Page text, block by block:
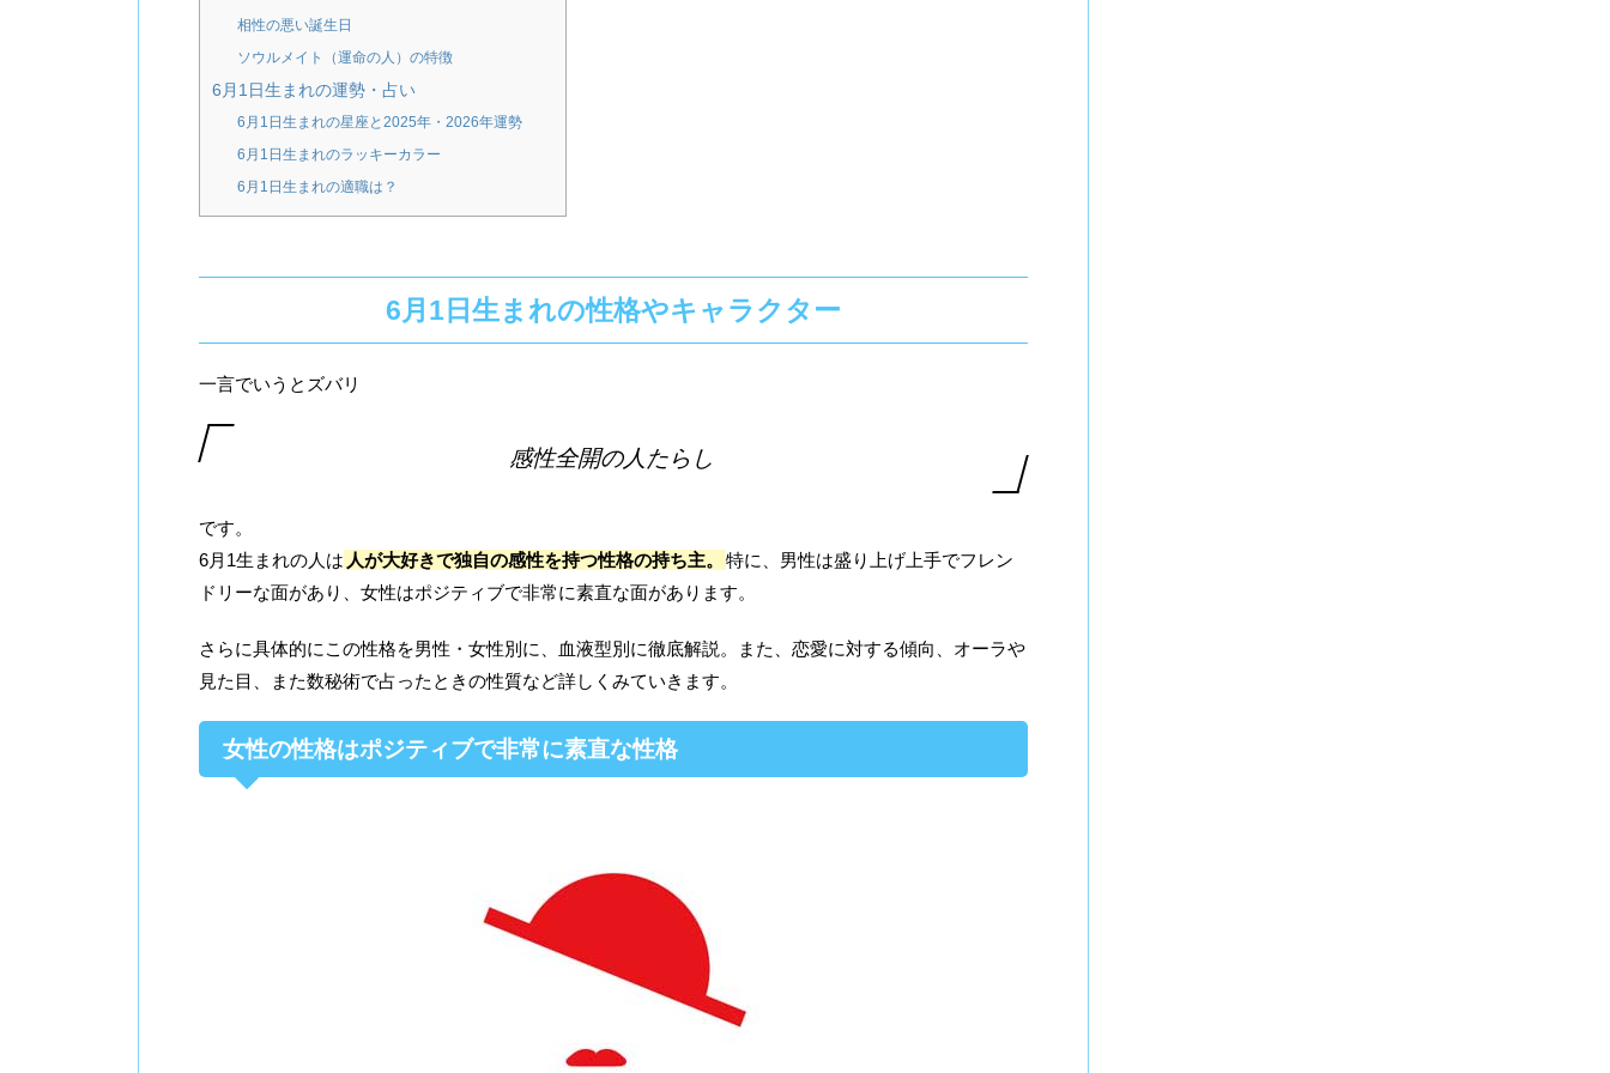
相性の悪い誕生日
ソウルメイト（運命の人）の特徴
6月1日生まれの運勢・占い
6月1日生まれの星座と2025年・2026年運勢
6月1日生まれのラッキーカラー
6月1日生まれの適職は？
6月1日生まれの性格やキャラクター
一言でいうとズバリ
感性全開の人たらし
です。
6月1生まれの人は 人が大好きで独自の感性を持つ性格の持ち主。
特に、男性は盛り上げ上手でフレン
ドリーな面があり、女性はポジティブで非常に素直な面があります。
さらに具体的にこの性格を男性・女性別に、血液型別に徹底解説。また、恋愛に対する傾向、オーラや
見た目、また数秘術で占ったときの性質など詳しくみていきます。
女性の性格はポジティブで非常に素直な性格